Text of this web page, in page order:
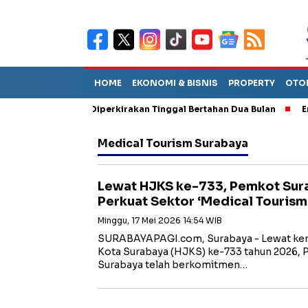
HOME EKONOMI & BISNIS PROPERTY
Sebut TPA Diperkirakan Tinggal Bertahan Dua Bulan Empat
Medical Tourism Surabaya
Lewat HJKS ke-733, Pemkot
Perkuat Sektor ‘Medical
Minggu, 17 Mei 2026 14:54 WIB
SURABAYAPAGI.com, Surabaya - Lewat
Kota Surabaya (HJKS) ke-733 tahun
Surabaya telah berkomitmen…